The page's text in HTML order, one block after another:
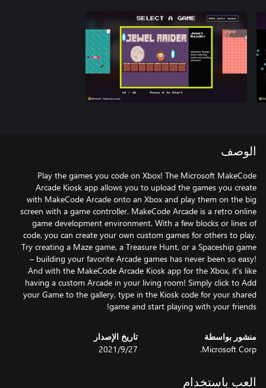
الوصف
Play the games you code on Xbox! The Microsoft MakeCode
Arcade Kiosk app allows you to upload the games you create
with MakeCode Arcade onto an Xbox and play them on the big
screen with a game controller. MakeCode Arcade is a retro online
game development environment. With a few blocks or lines of
code, you can create your own custom games for others to play.
Try creating a Maze game, a Treasure Hunt, or a Spaceship game
– building your favorite Arcade games has never been so easy!
And with the MakeCode Arcade Kiosk app for the Xbox, it's like
having a custom Arcade in your living room! Simply click to Add
your Game to the gallery, type in the Kiosk code for your shared
game and start playing with your friends!
منشور بواسطة
Microsoft Corp.
تاريخ الإصدار
27‏/9‏/2021
العب باستخدام